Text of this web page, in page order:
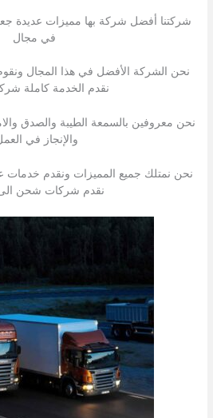
شركتنا أفضل شركة بها مميزات عديدة
في مجال
نحن الشركة الأفضل في هذا المجال
نقدم الخدمة كاملة
نحن معروفين بالسمعة الطيبة والصدق
والإنجاز في
نحن نمتلك جميع المميزات ونقدم خدمات
نقدم شركات شحن الى